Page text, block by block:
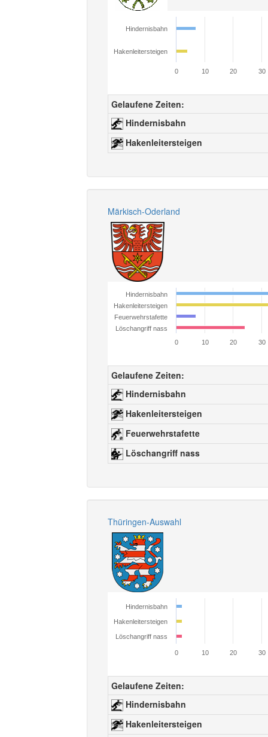
Hindernisbahn
Hakenleitersteigen
0 10 20 30
Gelaufene Zeiten:
Hindernisbahn
Hakenleitersteigen
Märkisch-Oderland
Hindernisbahn
Hakenleitersteigen
Feuerwehrstafette
Löschangriff nass
0
10 20 30
Gelaufene Zeiten:
Hindernisbahn
Hakenleitersteigen
Feuerwehrstafette
Löschangriff nass
Thüringen-Auswahl
Hindernisbahn
Hakenleitersteigen
Löschangriff nass
0 10 20 30
Gelaufene Zeiten:
Hindernisbahn
Hakenleitersteigen